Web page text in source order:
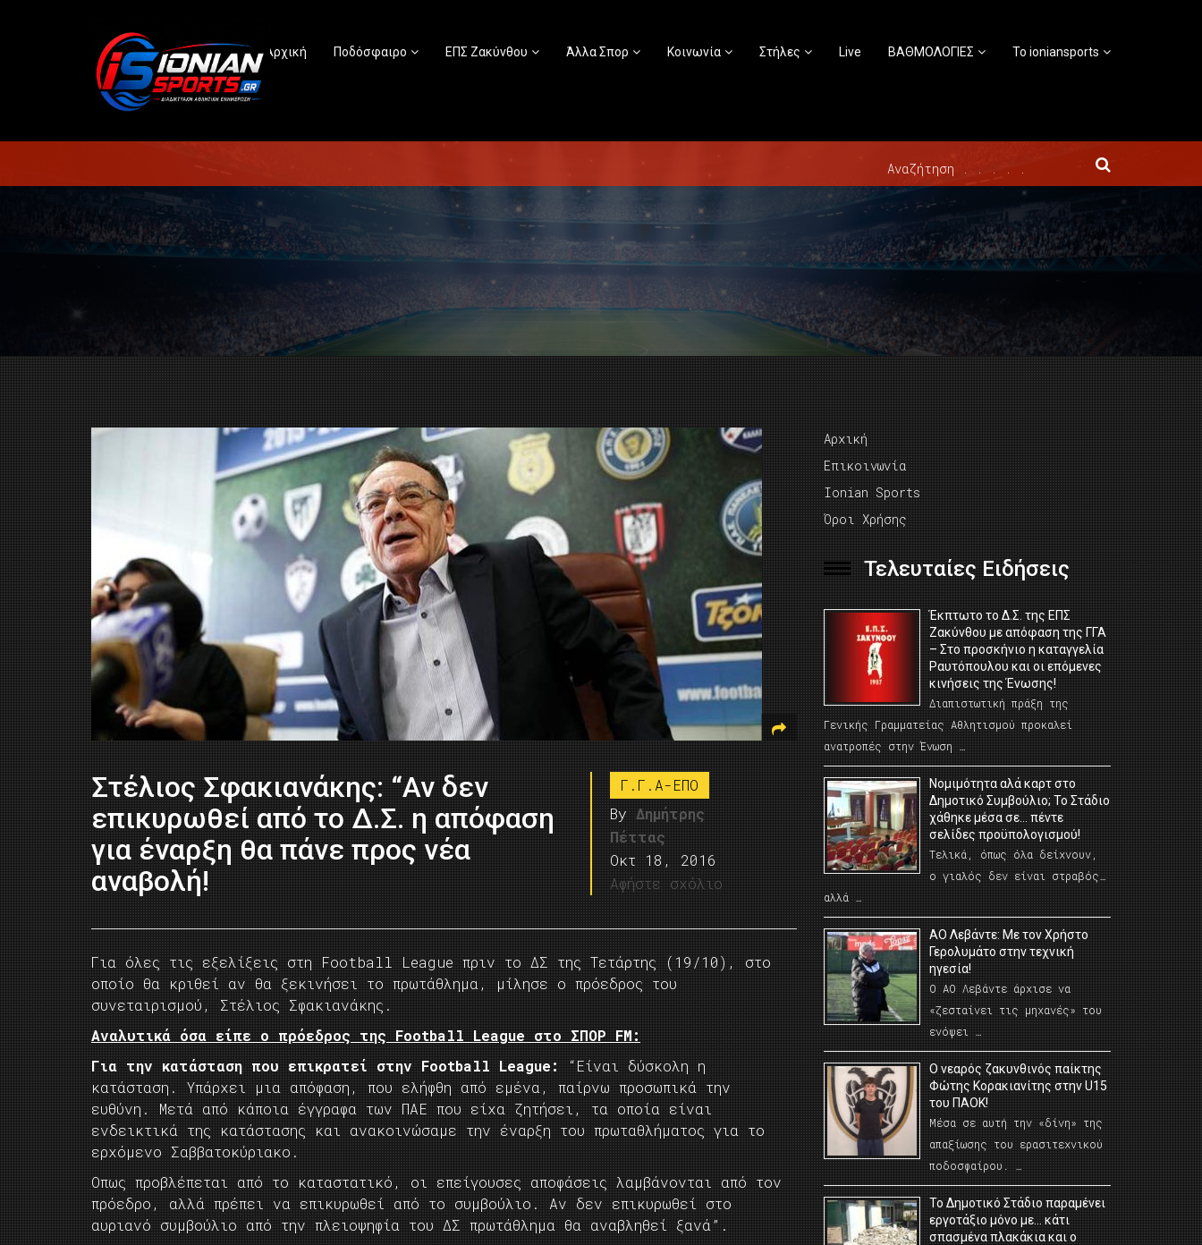
Αρχική Ποδόσφαιρο ΕΠΣ Ζακύνθου Άλλα Σπορ Κοινωνία Στήλες Live ΒΑΘΜΟΛΟΓΙΕΣ Το ioniansports
Στέλιος Σφακιανάκης: “Αν δεν
επικυρωθεί από το Δ.Σ. η απόφαση
για έναρξη θα πάνε προς νέα
αναβολή!
Γ.Γ.Α-ΕΠΟ
By Δημήτρης
Πέττας
Οκτ 18, 2016
Αφήστε σχόλιο
Για όλες τις εξελίξεις στη Football League πριν το ΔΣ της Τετάρτης (19/10), στο
οποίο θα κριθεί αν θα ξεκινήσει το πρωτάθλημα, μίλησε ο πρόεδρος του
συνεταιρισμού, Στέλιος Σφακιανάκης.
Αναλυτικά όσα είπε ο πρόεδρος της Football League στο ΣΠΟΡ FM:
Για την κατάσταση που επικρατεί στην Football League:
“Είναι δύσκολη η
κατάσταση. Υπάρχει μια απόφαση, που ελήφθη από εμένα, παίρνω προσωπικά την
ευθύνη. Μετά από κάποια έγγραφα των ΠΑΕ που είχα ζητήσει, τα οποία είναι
ενδεικτικά της κατάστασης και ανακοινώσαμε την έναρξη του πρωταθλήματος για το
ερχόμενο Σαββατοκύριακο.
Οπως προβλέπεται από το καταστατικό, οι επείγουσες αποφάσεις λαμβάνονται από τον
πρόεδρο, αλλά πρέπει να επικυρωθεί από το συμβούλιο. Αν δεν επικυρωθεί στο
αυριανό συμβούλιο από την πλειοψηφία του ΔΣ πρωτάθλημα θα αναβληθεί ξανά”.
Αρχική
Επικοινωνία
Ionian Sports
Όροι Χρήσης
Τελευταίες Ειδήσεις
Έκπτωτο το Δ.Σ. της ΕΠΣ
Ζακύνθου με απόφαση της ΓΓΑ
– Στο προσκήνιο η καταγγελία
Ραυτόπουλου και οι επόμενες
κινήσεις της Ένωσης!
Διαπιστωτική πράξη της
Γενικής Γραμματείας Αθλητισμού προκαλεί
ανατροπές στην Ένωση …
Νομιμότητα αλά καρτ στο
Δημοτικό Συμβούλιο; Το Στάδιο
χάθηκε μέσα σε… πέντε
σελίδες προϋπολογισμού!
Τελικά, όπως όλα δείχνουν,
ο γιαλός δεν είναι στραβός…
αλλά …
ΑΟ Λεβάντε: Με τον Χρήστο
Γερολυμάτο στην τεχνική
ηγεσία!
Ο ΑΟ Λεβάντε άρχισε να
«ζεσταίνει τις μηχανές» του
ενόψει …
O νεαρός ζακυνθινός παίκτης
Φώτης Κορακιανίτης στην U15
του ΠΑΟΚ!
Μέσα σε αυτή την «δίνη» της
απαξίωσης του ερασιτεχνικού
ποδοσφαίρου. …
Το Δημοτικό Στάδιο παραμένει
εργοτάξιο μόνο με… κάτι
σπασμένα πλακάκια και ο